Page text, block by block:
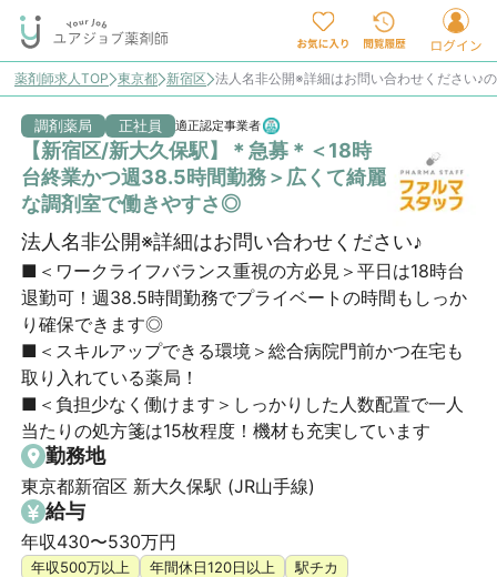
薬剤師求人TOP 東京都 新宿区 法人名非公開※詳細はお問い合わせください♪
調剤薬局 正社員 適正認定事業者
【新宿区/新大久保駅】＊急募＊＜18時
台終業かつ週38.5時間勤務＞広くて綺麗
な調剤室で働きやすさ◎
法人名非公開※詳細はお問い合わせください♪
■＜ワークライフバランス重視の方必見＞平日は18時台
退勤可！週38.5時間勤務でプライベートの時間もしっか
り確保できます◎
■＜スキルアップできる環境＞総合病院門前かつ在宅も
取り入れている薬局！
■＜負担少なく働けます＞しっかりした人数配置で一人
当たりの処方箋は15枚程度！機材も充実しています
勤務地
東京都新宿区 新大久保駅 (JR山手線)
給与
年収430〜530万円
年収500万以上 年間休日120日以上
駅チカ